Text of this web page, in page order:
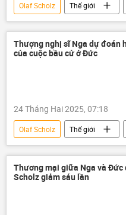
Olaf Scholz Thế giới
Ukraina
bầu cử
Hoa Kỳ
Friedrich Merz
Thượng nghị sĩ Nga dự đoán
của cuộc bầu cử ở Đức
24 Tháng Hai 2025, 07:18
Olaf Scholz Thế giới
Alexei Pushkov
Đức
NATO
Ukraina
Thương mại giữa Nga và Đức
Scholz giảm sáu lần